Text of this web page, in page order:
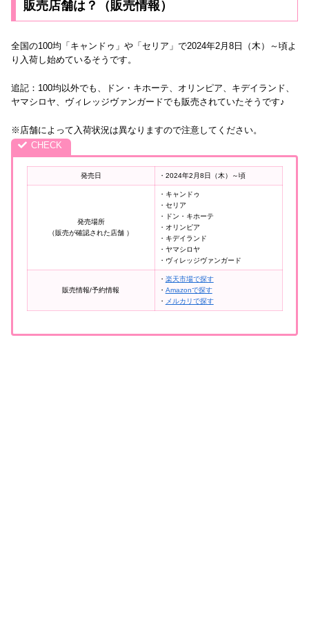
販売店舗は？（販売情報）
全国の100均「キャンドゥ」や「セリア」で2024年2月8日（木）～頃よ
り入荷し始めているそうです。
追記：100均以外でも、ドン・キホーテ、オリンピア、キデイランド、
ヤマシロヤ、ヴィレッジヴァンガードでも販売されていたそうです♪
※店舗によって入荷状況は異なりますので注意してください。
発売日 ・2024年2月8日（木）～頃
発売場所
（販売が確認された店舗 ）
・キャンドゥ
・セリア
・ドン・キホーテ
・オリンピア
・キデイランド
・ヤマシロヤ
・ヴィレッジヴァンガード
販売情報/予約情報
・ 楽天市場で探す
・ Amazonで探す
・
メルカリで探す